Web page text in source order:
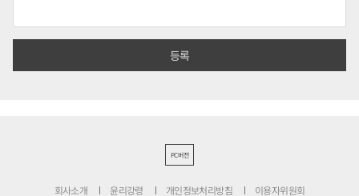
PC버전
회사소개 윤리강령 개인정보처리방침 이용자위원회